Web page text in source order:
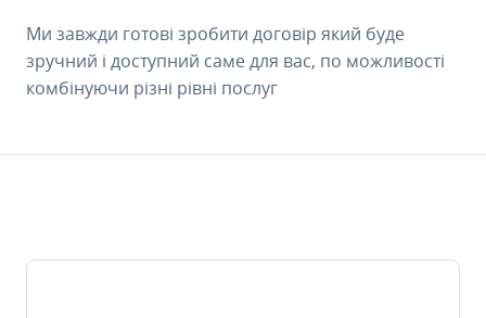
Ми завжди готові зробити договір який буде
зручний і доступний саме для вас, по можливості
комбінуючи різні рівні послуг